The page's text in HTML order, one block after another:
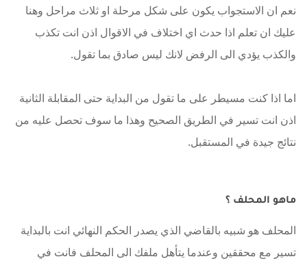
نعم ان الاستجواب يكون على شكل مرحلة او ثلاث مراحل وهنا
عليك ان تعلم اذا حدث اي اختلاف في الاقوال اذن انت تكذب
والكذب يؤدي الى الرفض لانك ليس صادق بما تقول.
اما اذا كنت مسيطر على ما تقول من البداية حتى المقابلة الثانية
اذن انت تسير في الطريق الصحيح وهذا ما سوف تحصل عليه من
نتائج جيدة في المستقبل.
ماهو المحلف ؟
المحلف هو شبيه بالقاضي الذي يصدر الحكم النهائي انت بالبداية
تسير مع محققين وعندما يتأهل ملفك الى المحلف فانت في